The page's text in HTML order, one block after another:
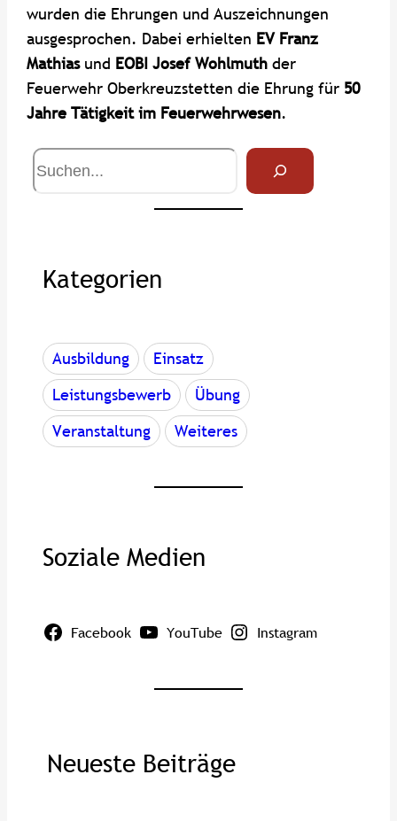
wurden die Ehrungen und Auszeichnungen
ausgesprochen. Dabei erhielten EV Franz
Mathiasund EOBI Josef Wohlmuth der
Feuerwehr Oberkreuzstetten die Ehrung für 50
Jahre Tätigkeit im Feuerwehrwesen.
S
u
Kategorien
Ausbildung
Einsatz
Leistungsbewerb
Übung
Veranstaltung
Weiteres
Soziale Medien
Facebook YouTube Instagram
Neueste Beiträge